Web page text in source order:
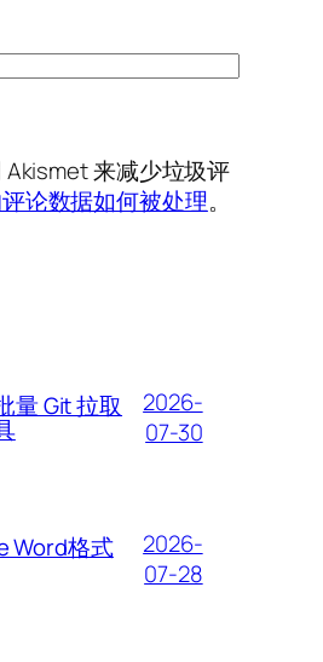
来减少垃圾评
论数据如何被处理。
量 Git 拉取
2026-
07-30
Word格式
2026-
07-28